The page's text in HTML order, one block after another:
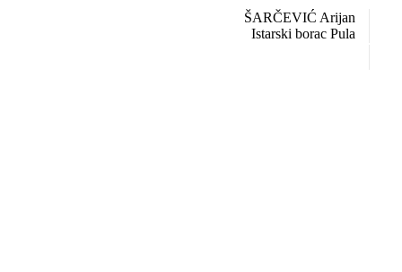
ŠARČEVIĆ Arijan
Istarski borac Pula